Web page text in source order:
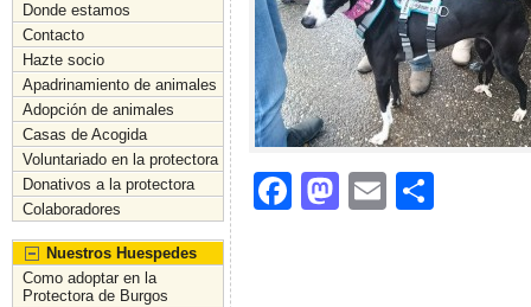
Donde estamos
Contacto
Hazte socio
Apadrinamiento de animales
Adopción de animales
Casas de Acogida
Voluntariado en la protectora
Donativos a la protectora
Colaboradores
Nuestros Huespedes
Como adoptar en la
Protectora de Burgos
F
M
E